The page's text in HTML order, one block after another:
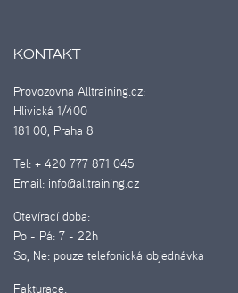
KONTAKT
Provozovna Alltraining.cz:
Hlivická 1/400
181 00, Praha 8
Tel: + 420 777 871 045
Email: info@alltraining.cz
Otevírací doba:
Po - Pá: 7 - 22h
So, Ne: pouze telefonická objednávka
Fakturace: